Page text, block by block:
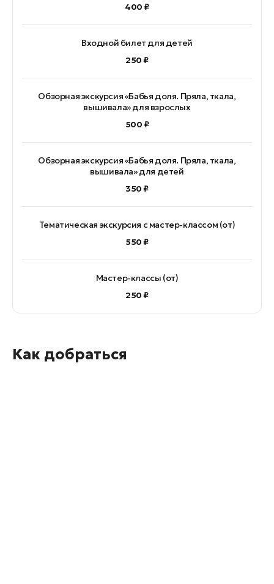
400 ₽
Входной билет для детей
250 ₽
Обзорная экскурсия «Бабья доля. Пряла, ткала,
вышивала» для взрослых
500 ₽
Обзорная экскурсия «Бабья доля. Пряла, ткала,
вышивала» для детей
350 ₽
Тематическая экскурсия с мастер-классом (от)
550 ₽
Мастер-классы (от)
250 ₽
Как добраться